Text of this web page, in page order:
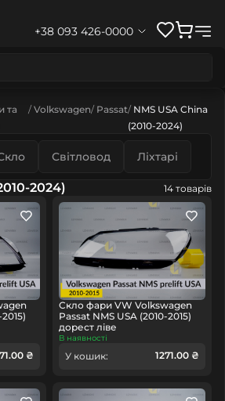
+38 093 426-0000
та
Volkswagen Passat NMS USA China
(2010-2024)
Світловод Ліхтарі
2024) 14 товарів
₴
Скло фари VW Volkswagen
Passat NMS USA (2010-2015)
дорест ліве
В наявності
У кошик: 1271.00 ₴